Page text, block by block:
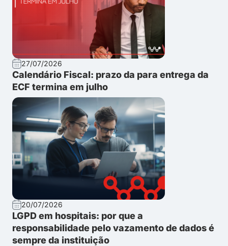
27/07/2026
Calendário Fiscal: prazo da para entrega da
ECF termina em julho
20/07/2026
LGPD em hospitais: por que a
responsabilidade pelo vazamento de dados é
sempre da instituição